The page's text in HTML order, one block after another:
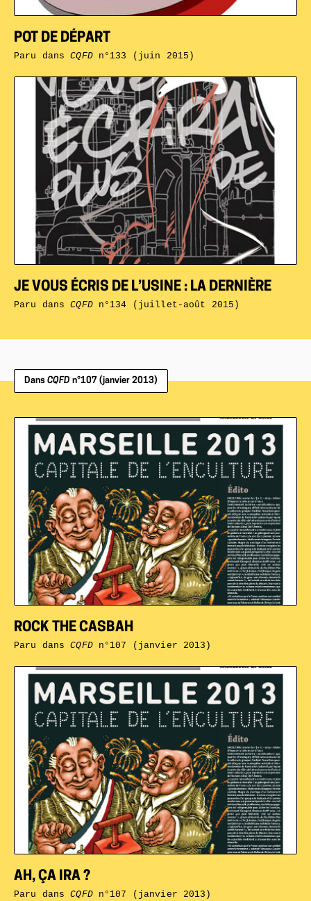
JE VOUS ÉCRIS DE L’USINE : LA DERNIÈRE
Paru dansCQFDn°134 (juillet-août 2015)
POT DE DÉPART
Paru dansCQFDn°133 (juin 2015)
Dans CQFD n°107 (janvier 2013)
AH, ÇA IRA ?
Paru dansCQFDn°107 (janvier 2013)
ROCK THE CASBAH
Paru dansCQFDn°107 (janvier 2013)